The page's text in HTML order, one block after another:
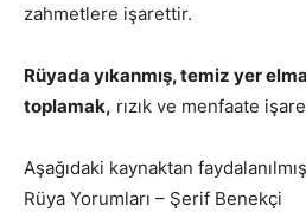
zahmetlere işarettir.
Rüyada yıkanmış, temiz yer
toplamak, rızık ve menfaate
Aşağıdaki kaynaktan
Rüya Yorumları – Şerif Benekçi